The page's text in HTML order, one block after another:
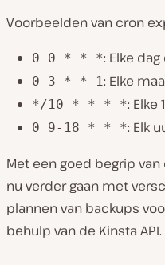
Voorbeelden van cron
0 0 * * *: Elke
0 3 * * 1 : Elke
*/10 * * * *: Elke
0 9-18 * * *: Elk
Met een goed begrip
nu verder gaan met
plannen van backups
behulp van de Kinsta API.